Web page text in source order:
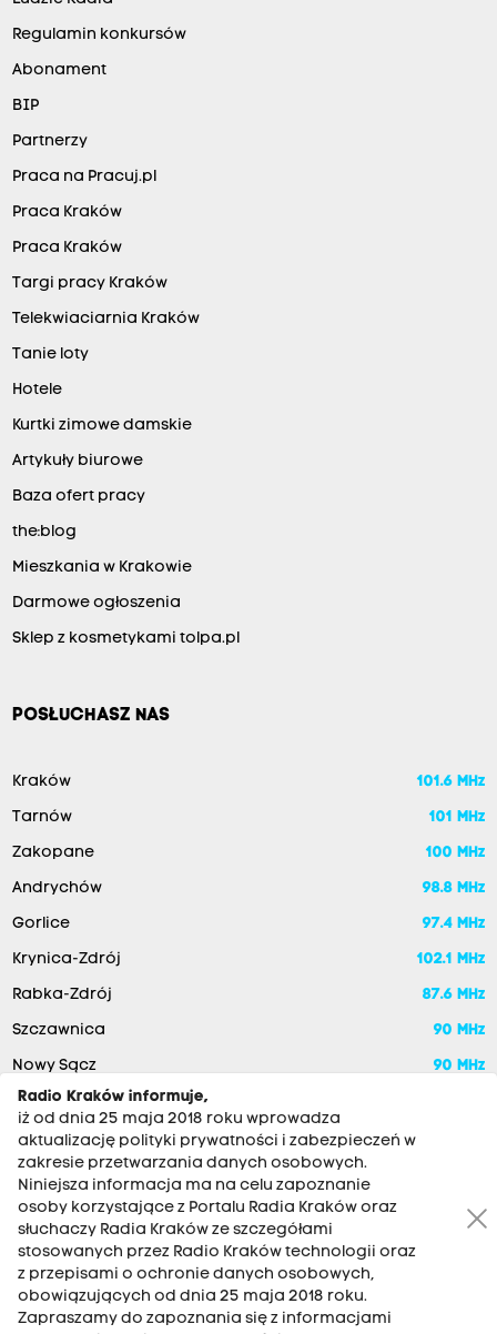
Regulamin konkursów
Abonament
BIP
Partnerzy
Praca na Pracuj.pl
Praca Kraków
Praca Kraków
Targi pracy Kraków
Telekwiaciarnia Kraków
Tanie loty
Hotele
Kurtki zimowe damskie
Artykuły biurowe
Baza ofert pracy
the:blog
Mieszkania w Krakowie
Darmowe ogłoszenia
Sklep z kosmetykami tolpa.pl
POSŁUCHASZ NAS
Kraków 101.6 MHz
Tarnów 101 MHz
Zakopane 100 MHz
Andrychów 98.8 MHz
Gorlice 97.4 MHz
Krynica-Zdrój 102.1 MHz
Rabka-Zdrój 87.6 MHz
Szczawnica 90 MHz
Nowy Sącz 90 MHz
RADIO KRAKÓW SA. Aleja Juliusza Słowackiego 22, 30-007
Kraków
Antena: 12 200 33 33
Radio Kraków informuje,
iż od dnia 25 maja 2018 roku wprowadza
aktualizację polityki prywatności i zabezpieczeń w
zakresie przetwarzania danych osobowych.
Niniejsza informacja ma na celu zapoznanie
osoby korzystające z Portalu Radia Kraków oraz
słuchaczy Radia Kraków ze szczegółami
stosowanych przez Radio Kraków technologii oraz
z przepisami o ochronie danych osobowych,
obowiązujących od dnia 25 maja 2018 roku.
Zapraszamy do zapoznania się z informacjami